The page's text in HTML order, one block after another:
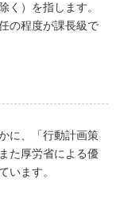
く）を指します。
の程度が課長級で
に、「行動計画策
た厚労省による優
います。